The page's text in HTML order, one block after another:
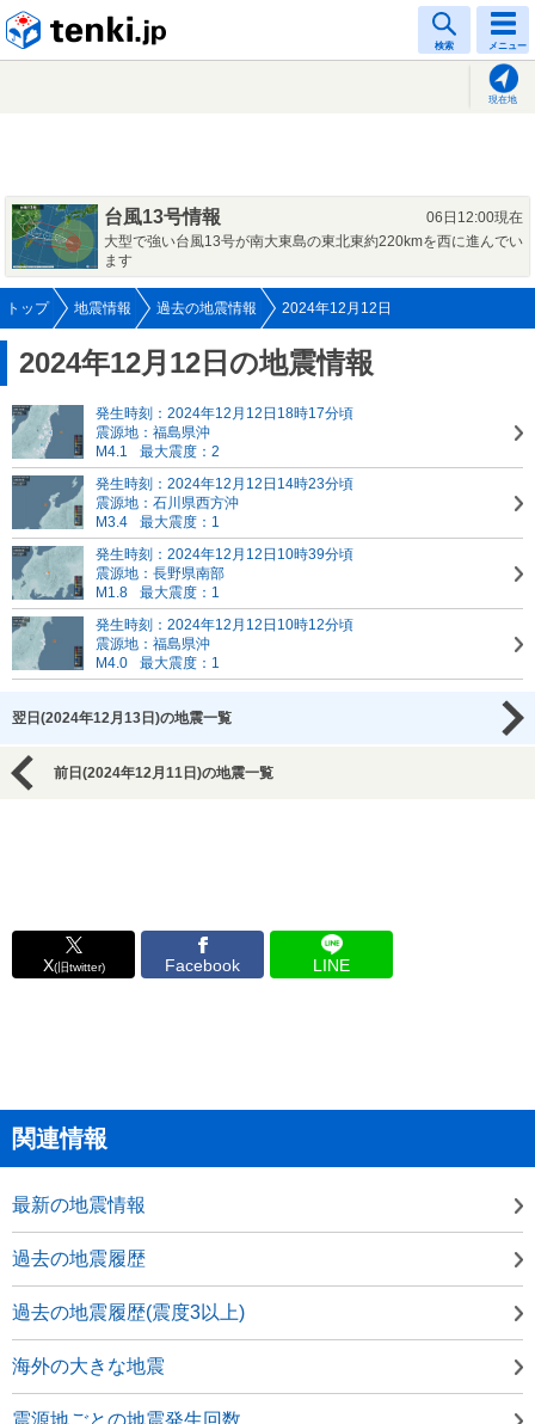
検索 メニュー
現在地
台風13号情報
06日12:00現在
大型で強い台風13号が南大東島の東北東約220kmを西に進んでい
ます
トップ 地震情報 過去の地震情報 2024年12月12日
2024年12月12日の地震情報
発生時刻：2024年12月12日18時17分頃
震源地：福島県沖
M4.1
最大震度：2
発生時刻：2024年12月12日14時23分頃
震源地：石川県西方沖
M3.4
最大震度：1
発生時刻：2024年12月12日10時39分頃
震源地：長野県南部
M1.8
最大震度：1
発生時刻：2024年12月12日10時12分頃
震源地：福島県沖
M4.0
最大震度：1
翌日(2024年12月13日)の地震一覧
前日(2024年12月11日)の地震一覧
X(旧twitter) Facebook LINE
関連情報
最新の地震情報
過去の地震履歴
過去の地震履歴(震度3以上)
海外の大きな地震
震源地ごとの地震発生回数